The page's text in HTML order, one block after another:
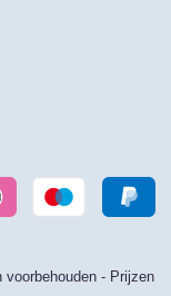
- Prijzen